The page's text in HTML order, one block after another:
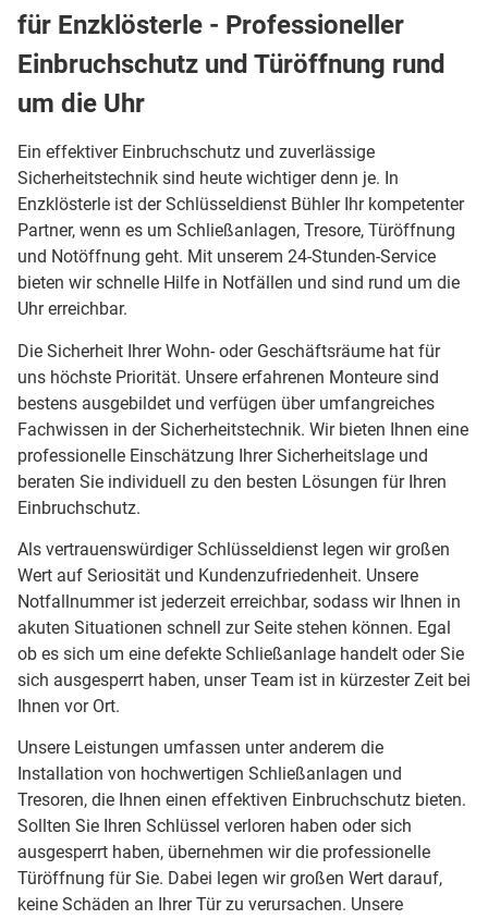
für Enzklösterle - Professioneller
Einbruchschutz und Türöffnung rund
um die Uhr
Ein effektiver Einbruchschutz und zuverlässige
Sicherheitstechnik sind heute wichtiger denn je. In
Enzklösterle ist der Schlüsseldienst Bühler Ihr kompetenter
Partner, wenn es um Schließanlagen, Tresore, Türöffnung
und Notöffnung geht. Mit unserem 24-Stunden-Service
bieten wir schnelle Hilfe in Notfällen und sind rund um die
Uhr erreichbar.
Die Sicherheit Ihrer Wohn- oder Geschäftsräume hat für
uns höchste Priorität. Unsere erfahrenen Monteure sind
bestens ausgebildet und verfügen über umfangreiches
Fachwissen in der Sicherheitstechnik. Wir bieten Ihnen eine
professionelle Einschätzung Ihrer Sicherheitslage und
beraten Sie individuell zu den besten Lösungen für Ihren
Einbruchschutz.
Als vertrauenswürdiger Schlüsseldienst legen wir großen
Wert auf Seriosität und Kundenzufriedenheit. Unsere
Notfallnummer ist jederzeit erreichbar, sodass wir Ihnen in
akuten Situationen schnell zur Seite stehen können. Egal
ob es sich um eine defekte Schließanlage handelt oder Sie
sich ausgesperrt haben, unser Team ist in kürzester Zeit bei
Ihnen vor Ort.
Unsere Leistungen umfassen unter anderem die
Installation von hochwertigen Schließanlagen und
Tresoren, die Ihnen einen effektiven Einbruchschutz bieten.
Sollten Sie Ihren Schlüssel verloren haben oder sich
ausgesperrt haben, übernehmen wir die professionelle
Türöffnung für Sie. Dabei legen wir großen Wert darauf,
keine Schäden an Ihrer Tür zu verursachen. Unsere